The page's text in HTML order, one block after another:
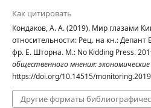
Как цитировать
Кондаков, А. А. (2019). Мир глазами
относительности: Рец. на кн.: Депант
фр. Е. Шторна. М.: No Kidding Press.
общественного мнения:
https://doi.org/10.14515/
Другие форматы